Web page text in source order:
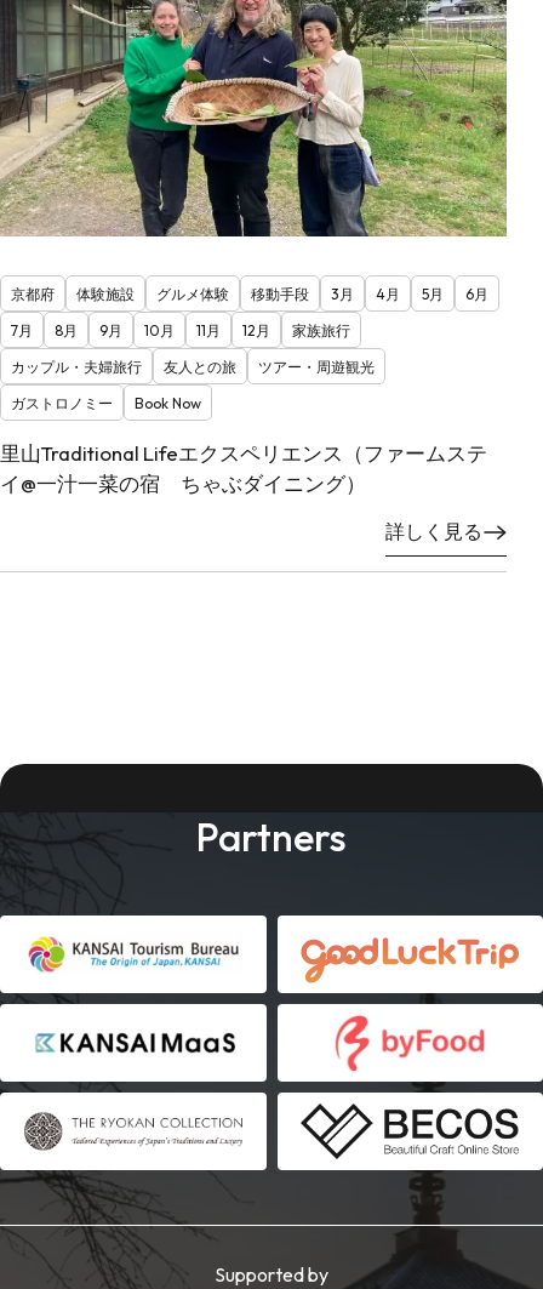
京都府 体験施設 グルメ体験 移動手段 3月 4月 5月
6月
7月
8月 9月 10月 11月 12月
家族旅行
カップル・夫婦旅行
友人との旅
ツアー・周遊観光
ガストロノミー
Book Now
里山Traditional Lifeエクスペリエンス（ファームステ
イ@一汁一菜の宿 ちゃぶダイニング）
詳しく見る
Partners
Supported by